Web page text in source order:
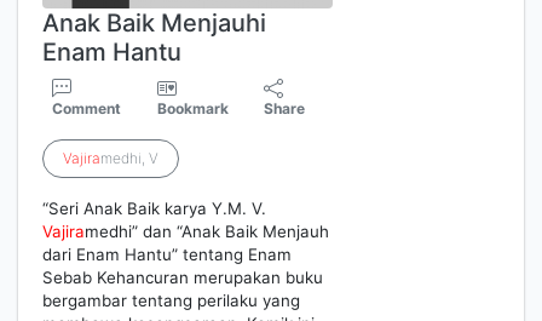
Anak Baik Menjauhi
Enam Hantu
Comment Bookmark Share
Vajiramedhi, V
“Seri Anak Baik karya Y.M. V.
Vajiramedhi” dan “Anak Baik Menjauh
dari Enam Hantu” tentang Enam
Sebab Kehancuran merupakan buku
bergambar tentang perilaku yang